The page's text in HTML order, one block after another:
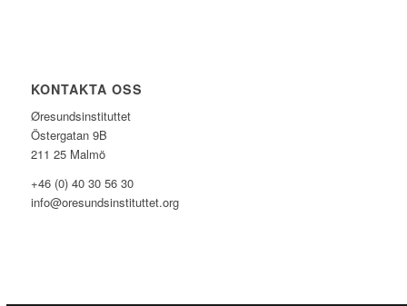
KONTAKTA OSS
Øresundsinstituttet
Östergatan 9B
211 25 Malmö
+46 (0) 40 30 56 30
info@oresundsinstituttet.org